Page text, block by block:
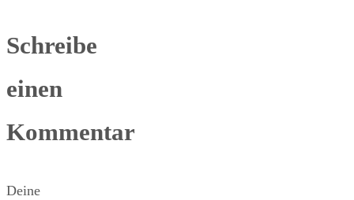
Schreibe
einen
Kommentar
Deine